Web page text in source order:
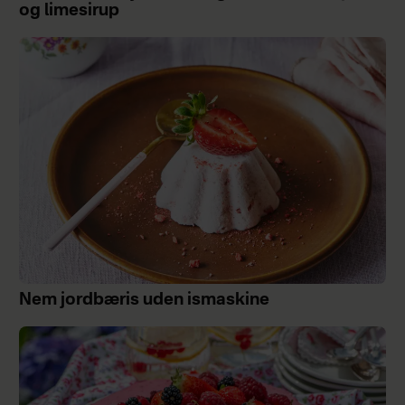
og limesirup
Nem jordbæris uden ismaskine